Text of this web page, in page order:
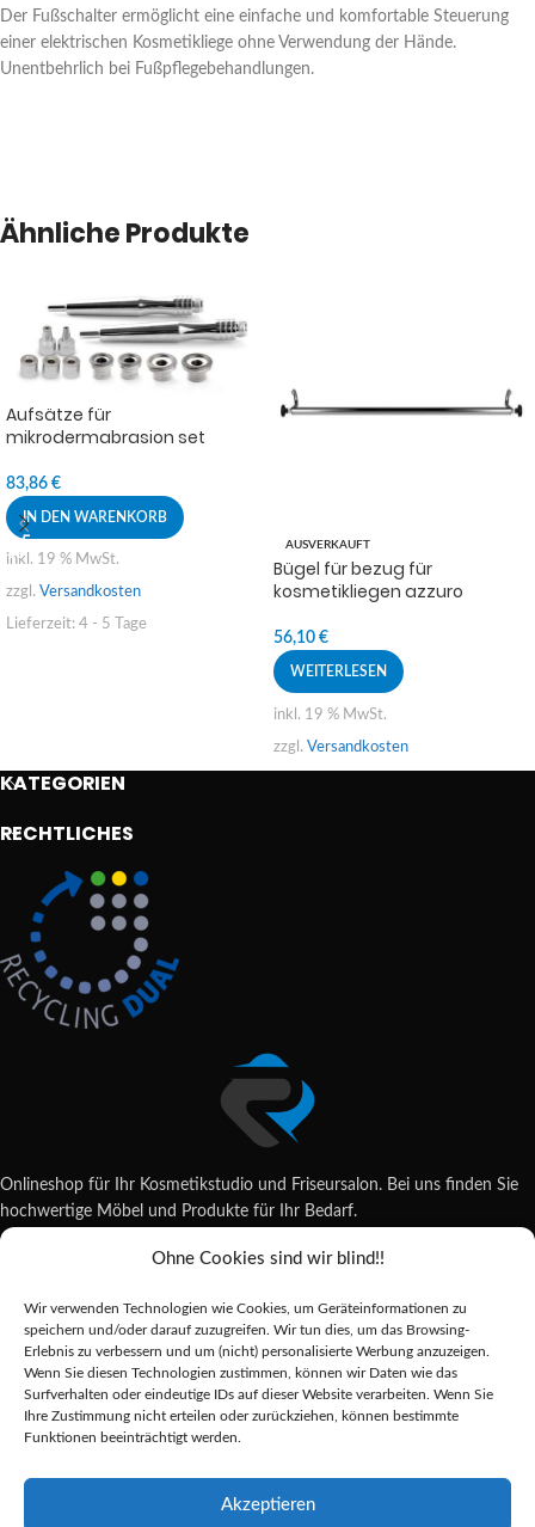
Ohne Cookies sind wir blind!!
Wir verwenden Technologien wie Cookies, um Geräteinformationen zu
speichern und/oder darauf zuzugreifen. Wir tun dies, um das Browsing-
Erlebnis zu verbessern und um (nicht) personalisierte Werbung anzuzeigen.
Wenn Sie diesen Technologien zustimmen, können wir Daten wie das
Surfverhalten oder eindeutige IDs auf dieser Website verarbeiten. Wenn Sie
Ihre Zustimmung nicht erteilen oder zurückziehen, können bestimmte
Funktionen beeinträchtigt werden.
Akzeptieren
Der Fußschalter ermöglicht eine einfache und komfortable Steuerung
einer elektrischen Kosmetikliege ohne Verwendung der Hände.
Unentbehrlich bei Fußpflegebehandlungen.
Ähnliche Produkte
Aufsätze für
mikrodermabrasion set
83,86 €
IN DEN WARENKORB
inkl. 19 % MwSt.
zzgl. Versandkosten
Lieferzeit: 4 - 5 Tage
AUSVERKAUFT
Bügel für bezug für
kosmetikliegen azzuro
56,10 €
WEITERLESEN
inkl. 19 % MwSt.
zzgl. Versandkosten
KATEGORIEN
RECHTLICHES
Onlineshop für Ihr Kosmetikstudio und Friseursalon. Bei uns finden Sie
hochwertige Möbel und Produkte für Ihr Bedarf.
Wildsachsener Str. 6, 65207 Wiesbaden
shop@reda-shop.de
REDA SHOP - Hochwertige Studio Ausstattung
2025.
Alle Preise inkl. der gesetzlichen MwSt.
Die durchgestrichenen Preise entsprechen dem bisherigen Preis in diesem
Online-Shop.